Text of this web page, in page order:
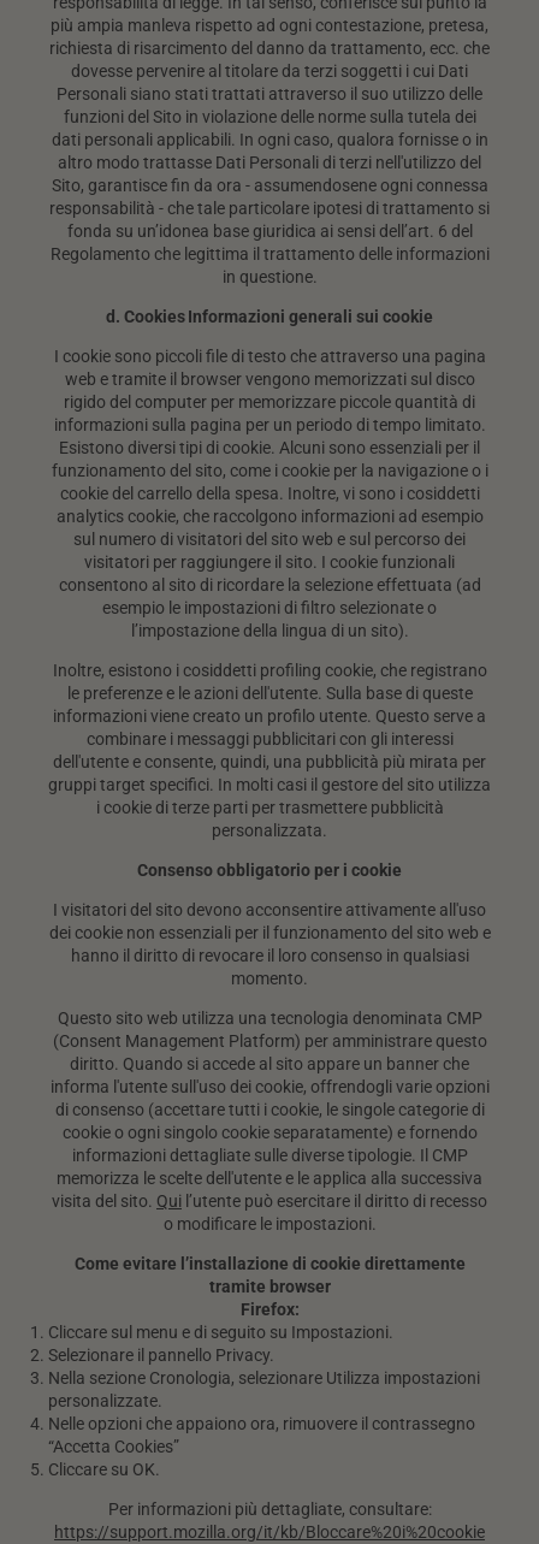
più ampia manleva rispetto ad ogni contestazione, pretesa,
richiesta di risarcimento del danno da trattamento, ecc. che
dovesse pervenire al titolare da terzi soggetti i cui Dati
Personali siano stati trattati attraverso il suo utilizzo delle
funzioni del Sito in violazione delle norme sulla tutela dei
dati personali applicabili. In ogni caso, qualora fornisse o in
altro modo trattasse Dati Personali di terzi nell'utilizzo del
Sito, garantisce fin da ora - assumendosene ogni connessa
responsabilità - che tale particolare ipotesi di trattamento si
fonda su un’idonea base giuridica ai sensi dell’art. 6 del
Regolamento che legittima il trattamento delle informazioni
in questione.
d. CookiesInformazioni generali sui cookie
I cookie sono piccoli file di testo che attraverso una pagina
web e tramite il browser vengono memorizzati sul disco
rigido del computer per memorizzare piccole quantità di
informazioni sulla pagina per un periodo di tempo limitato.
Esistono diversi tipi di cookie. Alcuni sono essenziali per il
funzionamento del sito, come i cookie per la navigazione o i
cookie del carrello della spesa. Inoltre, vi sono i cosiddetti
analytics cookie, che raccolgono informazioni ad esempio
sul numero di visitatori del sito web e sul percorso dei
visitatori per raggiungere il sito. I cookie funzionali
consentono al sito di ricordare la selezione effettuata (ad
esempio le impostazioni di filtro selezionate o
l’impostazione della lingua di un sito).
Inoltre, esistono i cosiddetti profiling cookie, che registrano
le preferenze e le azioni dell'utente. Sulla base di queste
informazioni viene creato un profilo utente. Questo serve a
combinare i messaggi pubblicitari con gli interessi
dell'utente e consente, quindi, una pubblicità più mirata per
gruppi target specifici. In molti casi il gestore del sito utilizza
i cookie di terze parti per trasmettere pubblicità
personalizzata.
Consenso obbligatorio per i cookie
I visitatori del sito devono acconsentire attivamente all'uso
dei cookie non essenziali per il funzionamento del sito web e
hanno il diritto di revocare il loro consenso in qualsiasi
momento.
Questo sito web utilizza una tecnologia denominata CMP
(Consent Management Platform) per amministrare questo
diritto. Quando si accede al sito appare un banner che
informa l'utente sull'uso dei cookie, offrendogli varie opzioni
di consenso (accettare tutti i cookie, le singole categorie di
cookie o ogni singolo cookie separatamente) e fornendo
informazioni dettagliate sulle diverse tipologie. Il CMP
memorizza le scelte dell'utente e le applica alla successiva
visita del sito. Qui l’utente può esercitare il diritto di recesso
o modificare le impostazioni.
Come evitare l’installazione di cookie direttamente
tramite browser
Firefox:
Cliccare sul menu e di seguito su Impostazioni.
Selezionare il pannello Privacy.
Nella sezione Cronologia, selezionare Utilizza impostazioni
personalizzate.
Nelle opzioni che appaiono ora, rimuovere il contrassegno
“Accetta Cookies”
Cliccare su OK.
Per informazioni più dettagliate, consultare:
https://support.mozilla.org/it/kb/Bloccare%20i%20cookie